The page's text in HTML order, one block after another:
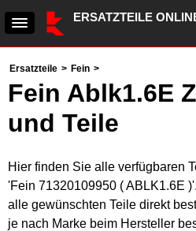
ERSATZTEILE
Ersatzteile > Fein >
Fein Ablk1.6E
und Teile
Hier finden Sie alle verfügbaren
'Fein 71320109950 ( ABLK1.6E
alle gewünschten Teile direkt
je nach Marke beim Hersteller